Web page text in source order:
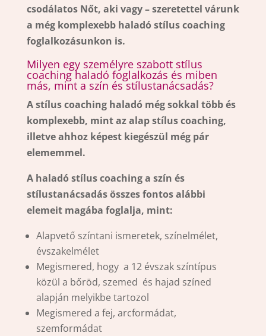
csodálatos Nőt, aki vagy – szeretettel várunk
a még komplexebb haladó stílus coaching
foglalkozásunkon is.
Milyen egy személyre szabott stílus
coaching haladó foglalkozás és miben
más, mint a szín és stílustanácsadás?
A stílus coaching haladó még sokkal több és
komplexebb, mint az alap stílus coaching,
illetve ahhoz képest kiegészül még pár
elememmel.
A haladó stílus coaching a szín és
stílustanácsadás összes fontos alábbi
elemeit magába foglalja, mint:
Alapvető színtani ismeretek, színelmélet,
évszakelmélet
Megismered, hogy a 12 évszak színtípus
közül a bőröd, szemed és hajad színed
alapján melyikbe tartozol
Megismered a fej, arcformádat,
szemformádat